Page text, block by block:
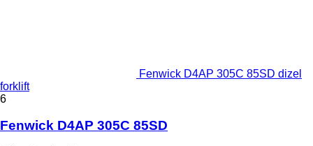
Fenwick D4AP 305C 85SD dizel
forklift
6
Fenwick D4AP 305C 85SD